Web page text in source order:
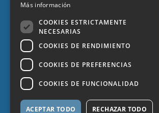
Seguro de coche con
+34 932 67 10 40
Más información
COOKIES ESTRICTAMENTE
NECESARIAS
COOKIES DE RENDIMIENTO
COOKIES DE PREFERENCIAS
COOKIES DE FUNCIONALIDAD
ACEPTAR TODO RECHAZAR TODO